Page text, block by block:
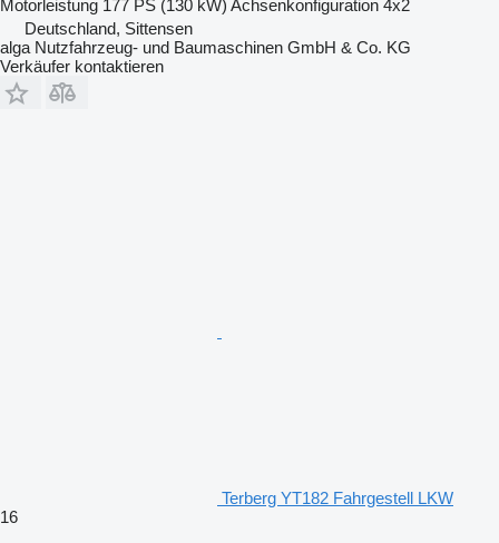
Motorleistung 177 PS (130 kW) Achsenkonfiguration 4x2
Deutschland, Sittensen
alga Nutzfahrzeug- und Baumaschinen GmbH & Co. KG
Verkäufer kontaktieren
Terberg YT182 Fahrgestell LKW
16